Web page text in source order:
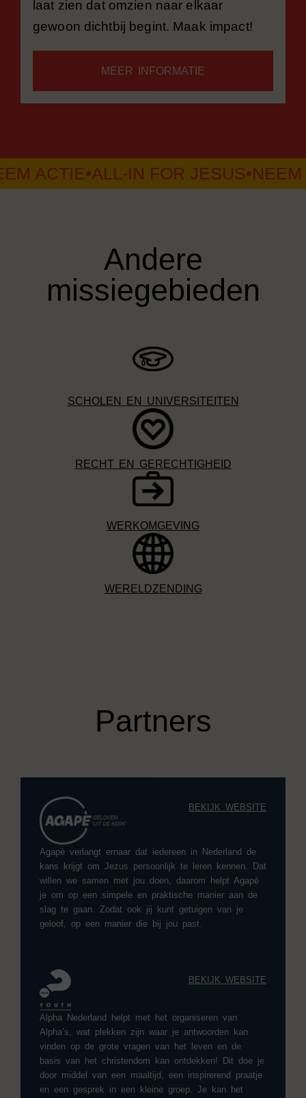
laat zien dat omzien naar elkaar
gewoon dichtbij begint. Maak impact!
MEER INFORMATIE
•ALL-IN FOR JESUS•NEEM ACTIE•
Andere
missiegebieden
SCHOLEN EN UNIVERSITEITEN
RECHT EN GERECHTIGHEID
WERKOMGEVING
WERELDZENDING
Partners
BEKIJK WEBSITE
Agapè verlangt ernaar dat iedereen in Nederland de
kans krijgt om Jezus persoonlijk te leren kennen. Dat
willen we samen met jou doen, daarom helpt Agapè
je om op een simpele en praktische manier aan de
slag te gaan. Zodat ook jij kunt getuigen van je
geloof, op een manier die bij jou past.
BEKIJK WEBSITE
Alpha Nederland helpt met het organiseren van
Alpha’s, wat plekken zijn waar je antwoorden kan
vinden op de grote vragen van het leven en de
basis van het christendom kan ontdekken! Dit doe je
door middel van een maaltijd, een inspirerend praatje
en een gesprek in een kleine groep. Je kan het